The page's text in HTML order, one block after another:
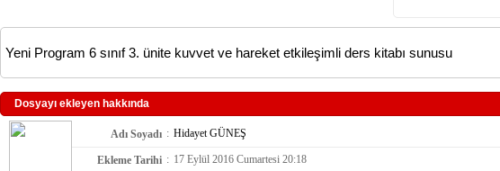
Yeni Program 6 sınıf 3. ünite kuvvet ve hareket etkileşimli ders kitabı sunusu
Dosyayı ekleyen hakkında
Adı Soyadı : Hidayet GÜNEŞ
Ekleme Tarihi : 17 Eylül 2016 Cumartesi 20:18